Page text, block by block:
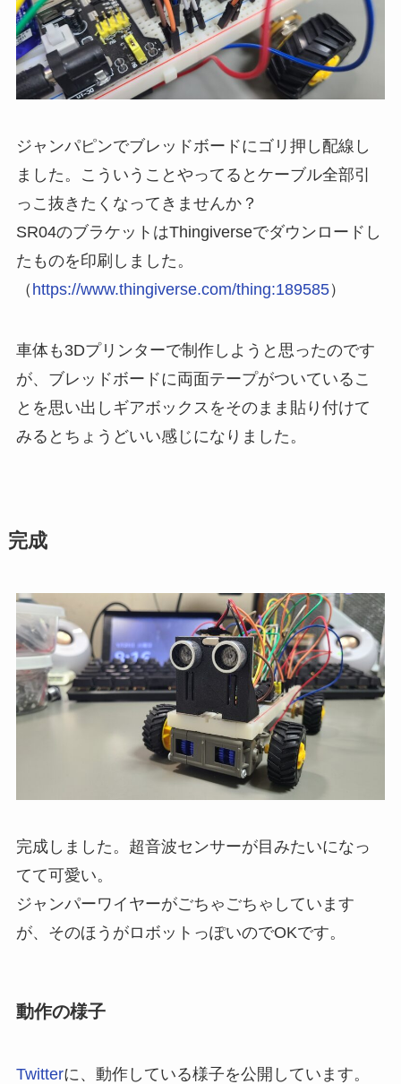
ジャンパピンでブレッドボードにゴリ押し配線し
ました。こういうことやってるとケーブル全部引
っこ抜きたくなってきませんか？
SR04のブラケットはThingiverseでダウンロードし
たものを印刷しました。
（ https://www.thingiverse.com/thing:189585）
車体も3Dプリンターで制作しようと思ったのです
が、ブレッドボードに両面テープがついているこ
とを思い出しギアボックスをそのまま貼り付けて
みるとちょうどいい感じになりました。
完成
完成しました。超音波センサーが目みたいになっ
てて可愛い。
ジャンパーワイヤーがごちゃごちゃしています
が、そのほうがロボットっぽいのでOKです。
動作の様子
Twitterに、動作している様子を公開しています。